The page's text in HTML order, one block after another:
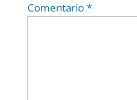
Comentario*